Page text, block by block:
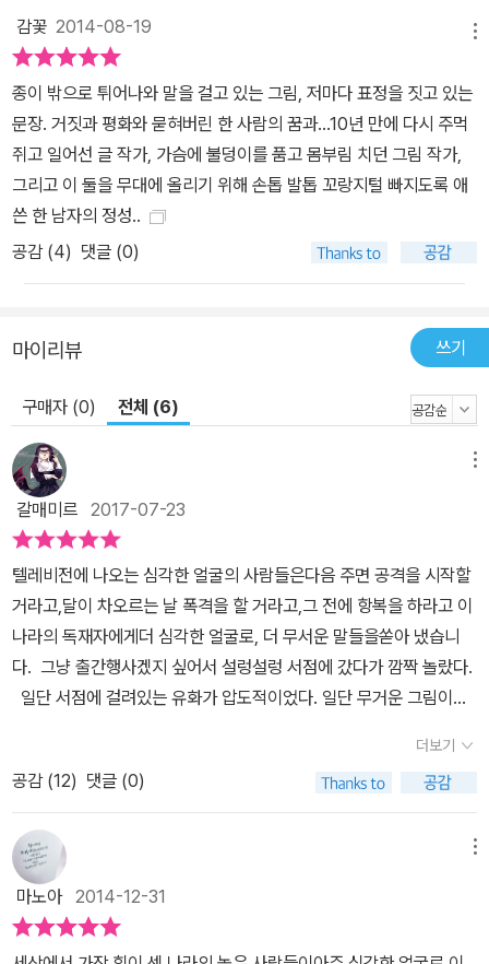
사, 스미스, 토미 역시 가족을 사랑하고 책임감 강한 사람들이었다. 하
지만 전쟁은 이들의 그 소박한 꿈을, 사랑하는 사람을, 오지 않은 미래
를 무참히 짓밟았고, 인간 본성을 저버리게까지 했다. 그 주범은 말할
것도 없이 자신들의 이익을 챙기고자 ‘정의로운 전쟁’, ‘착한 전쟁’이
라는 거짓 선전으로 전쟁을 일으킨 권력자들이다. 심각한 얼굴의 사
람들 가운데 장교 옷을 입은 사람, 그이는 의기양양한 얼굴로 기자들
앞에 섰습니다. “독재자가 비밀 무기를 숨겨 둔 곳을 공격했습니다.
이 정의로운 전쟁은 계획대로 잘 되고 있습니다. 이 나라는 자유의 땅
이 될 것이고, 이곳에서도 누구나 꿈을 이루며 살아갈 수 있습니다.” -
면 전쟁을 주도하지 않았다고 해서, 총을 쏘지 않았다고 해서, 증오를
그 전쟁을 구경하고 방관하고 외면했다는 것만으로도 어쩌면 우리는
전쟁을 옹호하고 평화를 방해한 공범자들이다. 특히나 이라크전은 각
종 첨단무기가 동원되어 마치 컴퓨터 게임처럼 전장 상황이 전 세계
로 보도되었던 전쟁이다. 많은 사람이 그곳 사람들의 삶을 염려하기
보다는 최신 무기, 사망자 수 등에 관심을 모았으며, 시간이 지나면서
는 그마저도 시들해져 먼 나라에서 일어나는 불꽃놀이에 불과해져 버
렸다. 박기범 작가는 전쟁과 가장 거리가 무관한 듯 보이는 ‘세상 사람
들’에게도 주요한 시선을 던진다. 세상 사람들은 눈만 뜨면 저 먼 나라
소식을 들어야 했습니다. 백화점으로 가는 승용차 안에서도, 바비큐
를 하는 캠핑장에서도, 빌딩이 들어찬 도심 한가운데에서도, 악당 무
악당 무리에 대한 이야기는 유쾌할 수가 없었습니다. - 본문 18쪽 하
루가 멀다 하고 접하는 폭력, 살인, 전쟁 관련 정보는 더 이상 충격도,
분노도, 반성도 일으키지 않는다. 정보가 너무 많다는 것은 그 정보에
무감각해진다는 점에서 정보가 전혀 없는 것과 다름없는지도 모른다.
그리고 책에 등장하는 ‘심각한 얼굴의 사람들’이 노리는 것이 바로 그
것이다. 온갖 정보를 무차별로 쏟아냄으로써 우리 모두의 공감 능력
감꽃 2014-08-19
종이 밖으로 튀어나와 말을 걸고 있는 그림, 저마다 표정을 짓고 있는
문장. 거짓과 평화와 묻혀버린 한 사람의 꿈과...10년 만에 다시 주먹
쥐고 일어선 글 작가, 가슴에 불덩이를 품고 몸부림 치던 그림 작가,
그리고 이 둘을 무대에 올리기 위해 손톱 발톱 꼬랑지털 빠지도록 애
쓴 한 남자의 정성..
공감 (4) 댓글 (0)
마이리뷰 쓰기
구매자 (0) 전체 (6)
갈매미르 2017-07-23
텔레비전에 나오는 심각한 얼굴의 사람들은다음 주면 공격을 시작할
거라고,달이 차오르는 날 폭격을 할 거라고,그 전에 항복을 하라고 이
나라의 독재자에게더 심각한 얼굴로, 더 무서운 말들을쏟아 냈습니
다. 그냥 출간행사겠지 싶어서 설렁설렁 서점에 갔다가 깜짝 놀랐다.
일단 서점에 걸려있는 유화가 압도적이었다. 일단 무거운 그림이었
되었다. 나중에 알고보니 이 책의 그림을 그리신 김종숙 씨는 잡일(덕
장)을 하시며 담배, 소주, 맥심 커피만 있음 언제든지 작업을 하시는
분이셨다 한다. 그러다 현재는 문화재보수기술자로 일하고 계신 저자
박기범 씨를 만났고, 이라크에서 10년간 살면서 기록한 것들을 간직
하고 있다는 사실을 발견하고 만다. 그래서 글을 쓰라고 권고하고, 마
음의 상처에도 불구하고 힘들게 글을 쓰기로 결심한 저자가 이라크에
서 찍은 어마어마한 양의 사진과 책자와 영화와 다큐를 보여주셨다
더보기
공감 (12) 댓글 (0)
마노아2014-12-31